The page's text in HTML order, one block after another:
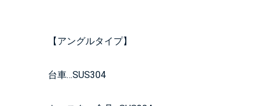
【アングルタイプ】
台車…SUS304